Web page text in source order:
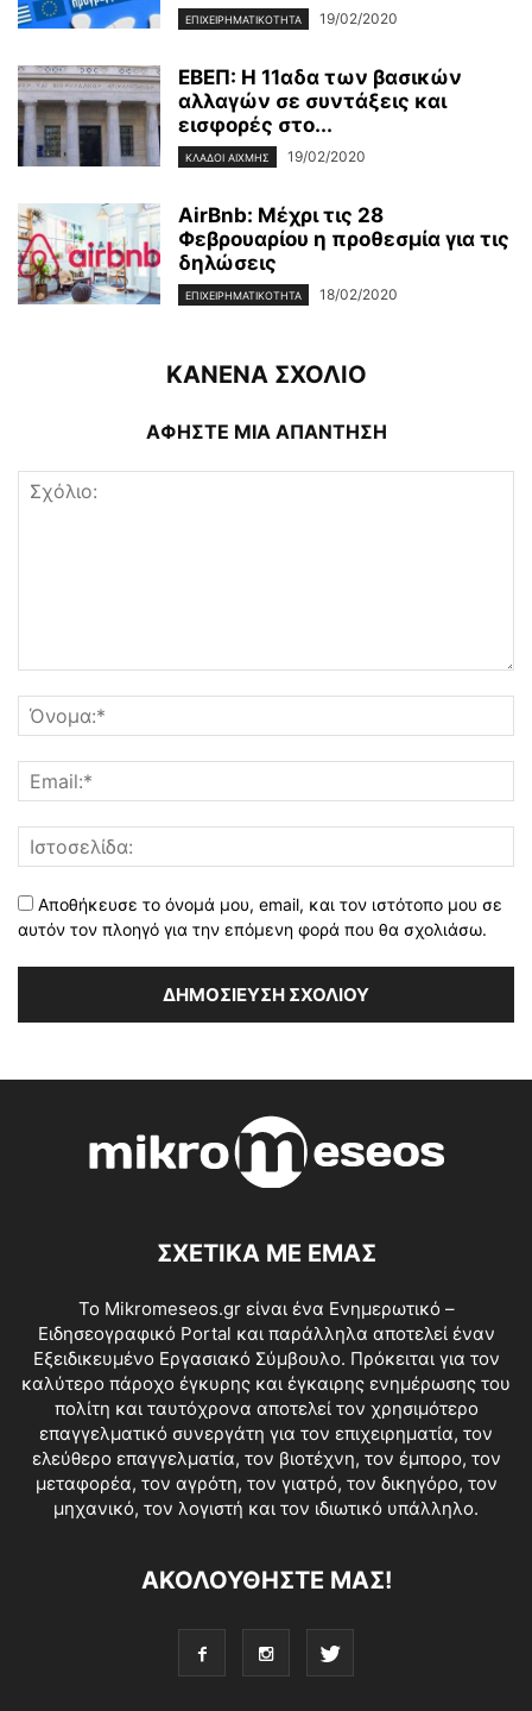
ΕΠΙΧΕΙΡΗΜΑΤΙΚΌΤΗΤΑ 19/02/2020
ΕΒΕΠ: Η 11αδα των βασικών
αλλαγών σε συντάξεις και
εισφορές στο...
ΚΛΆΔΟΙ ΑΙΧΜΉΣ 19/02/2020
AirBnb: Μέχρι τις 28
Φεβρουαρίου η προθεσμία για τις
δηλώσεις
ΕΠΙΧΕΙΡΗΜΑΤΙΚΌΤΗΤΑ 18/02/2020
ΚΑΝΕΝΑ ΣΧΟΛΙΟ
ΑΦΗΣΤΕ ΜΙΑ ΑΠΑΝΤΗΣΗ
Αποθήκευσε το όνομά μου, email, και τον ιστότοπο μου σε
αυτόν τον πλοηγό για την επόμενη φορά που θα σχολιάσω.
ΣΧΕΤΙΚΑ ΜΕ ΕΜΑΣ
Το Mikromeseos.gr είναι ένα Ενημερωτικό –
Ειδησεογραφικό Portal και παράλληλα αποτελεί έναν
Εξειδικευμένο Εργασιακό Σύμβουλο. Πρόκειται για τον
καλύτερο πάροχο έγκυρης και έγκαιρης ενημέρωσης του
πολίτη και ταυτόχρονα αποτελεί τον χρησιμότερο
επαγγελματικό συνεργάτη για τον επιχειρηματία, τον
ελεύθερο επαγγελματία, τον βιοτέχνη, τον έμπορο, τον
μεταφορέα, τον αγρότη, τον γιατρό, τον δικηγόρο, τον
μηχανικό, τον λογιστή και τον ιδιωτικό υπάλληλο.
ΑΚΟΛΟΥΘΗΣΤΕ ΜΑΣ!